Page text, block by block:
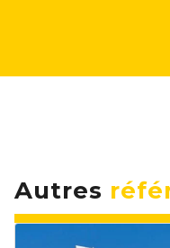
Autres